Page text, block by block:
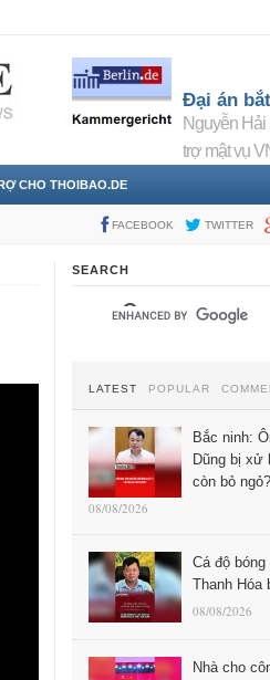
Đại án
Nguyễn Hải
trợ mật vụ
CHO THOIBAO.DE
FACEBOOK TWITTER
SEARCH
LATEST POPULAR
Bắc ninh:
Dũng bị xử
còn bỏ ngỏ?
08/08/2026
Cá độ
Thanh Hóa
08/08/2026
Nhà cho